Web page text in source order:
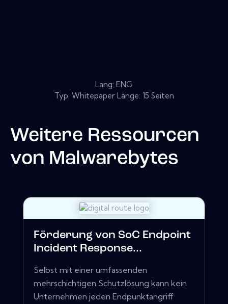
Lang: ENG
Typ: Whitepaper Länge: 15 Seiten
Weitere Ressourcen
von Malwarebytes
Förderung von SoC Endpoint
Incident Response...
Selbst mit einer umfassenden
mehrschichtigen Schutzlösung kann kein
Unternehmen jeden Endpunktangriff